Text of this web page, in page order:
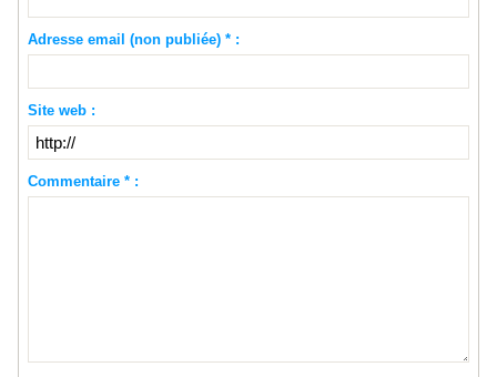
Adresse email (non publiée) * :
Site web :
Commentaire * :